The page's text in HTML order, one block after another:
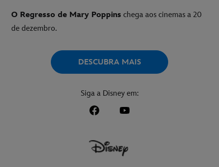
O Regresso de Mary Poppins chega aos cinemas a 20
de dezembro.
DESCUBRA MAIS
Siga a Disney em: